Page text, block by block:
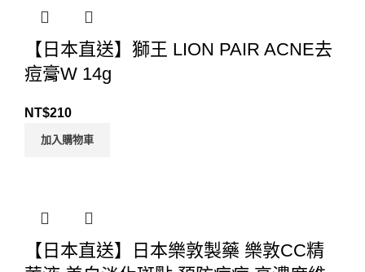
【日本直送】獅王 LION PAIR ACNE去
痘膏W 14g
NT$210
加入購物車
【日本直送】日本樂敦製藥 樂敦CC精